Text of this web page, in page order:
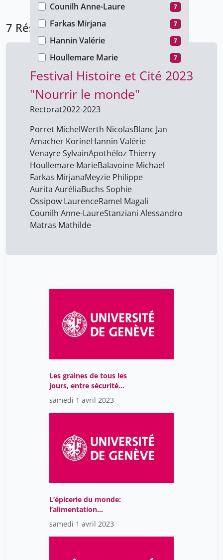
Counilh Anne-Laure 7
Farkas Mirjana 7
Hannin Valérie 7
Houllemare Marie 7
Matras Mathilde 7
Meyzie Philippe
Ossipow Laurence
Ramel Magali
Stanziani Alessandro
Venayre Sylvain
blanc jan
porret michel
werth nicolas 7
7 Résultats
Festival Histoire et Cité 2023
"Nourrir le monde"
Rectorat2022-2023
Porret MichelWerth NicolasBlanc Jan
Amacher KorineHannin Valérie
Venayre SylvainApothéloz Thierry
Houllemare MarieBalavoine Michael
Farkas MirjanaMeyzie Philippe
Aurita AuréliaBuchs Sophie
Ossipow LaurenceRamel Magali
Counilh Anne-LaureStanziani Alessandro
Matras Mathilde
Les graines de tous les
jours, entre sécurité
alimentaire et
domination, XVIIe-XXIe
siècle
samedi 1 avril 2023
L’épicerie du monde:
l’alimentation
mondialisée depuis le
XVIIIe siècle
samedi 1 avril 2023